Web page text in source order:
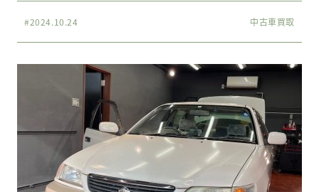
#2024.10.24 中古車買取